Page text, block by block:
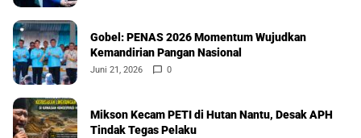
Gobel: PENAS 2026 Momentum Wujudkan
Kemandirian Pangan Nasional
Juni 21, 2026 0
Mikson Kecam PETI di Hutan Nantu, Desak APH
Tindak Tegas Pelaku